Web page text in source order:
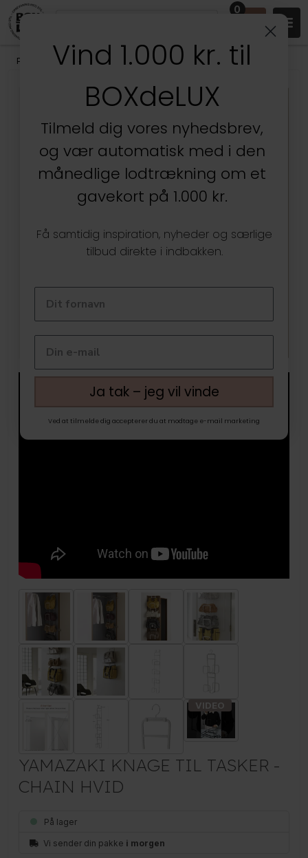
0
Produkter /Entréen/Knager, bøjler & garderobe
YAMAZAKI KNAGE TIL TASKER -
CHAIN HVID
På lager
Vi sender din pakke i morgen
Vind 1.000 kr. til
BOXdeLUX
Tilmeld dig vores nyhedsbrev,
og vær automatisk med i den
månedlige lodtrækning om et
gavekort på 1.000 kr.
Få samtidig inspiration, nyheder og særlige
tilbud direkte i indbakken.
Ja tak – jeg vil vinde
Ved at tilmelde dig accepterer du at modtage e-mail marketing